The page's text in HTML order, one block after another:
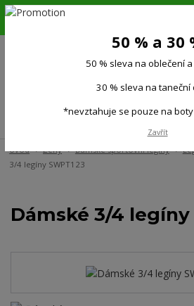
6.-16.8.26. DOVOLENÁ !!! 50 % SLEVA na
(Po-Pá 9:00-15.00)
Úvod Ženy Dámské sportovní legíny
3/4 legíny SWPT123
Dámské 3/4 legíny
50 % a 30
50 % sleva na oblečení
30 % sleva na taneční
*nevztahuje se pouze na boty
Zavřít